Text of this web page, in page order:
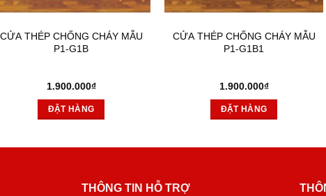
CỬA THÉP CHỐNG CHÁY MẪU
P1-G1B
1.900.000₫
ĐẶT HÀNG
CỬA THÉP CHỐNG CHÁY MẪU
P1-G1B1
1.900.000₫
ĐẶT HÀNG
THÔNG TIN HỖ TRỢ